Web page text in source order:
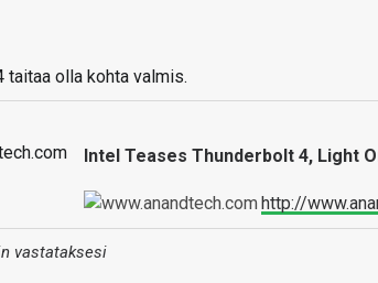
taitaa olla kohta valmis.
Intel Teases Thunderbolt 4, Light
http://
vastataksesi